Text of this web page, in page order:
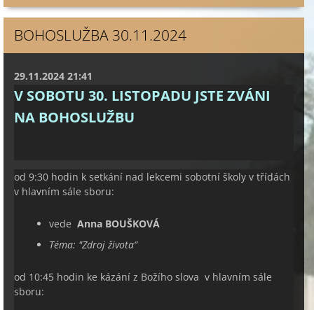
BOHOSLUŽBA 30.11.2024
29.11.2024 21:41
V SOBOTU 30. LISTOPADU JSTE ZVÁNI
NA BOHOSLUŽBU
od 9:30 hodin k setkání nad lekcemi sobotní školy v třídách
v hlavním sále sboru:
vede Anna BOUŠKOVÁ
Téma: "Zdroj života“
od 10:45 hodin ke kázání z Božího slova v hlavním sále
sboru: